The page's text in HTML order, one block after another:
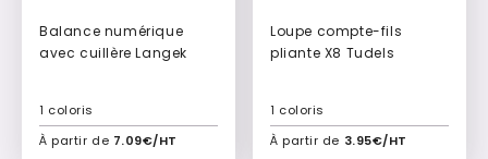
Balance numérique
avec cuillère Langek
À partir de 7.09€/HT
1 coloris
Loupe compte-fils
pliante X8 Tudels
À partir de 3.95€/HT
1 coloris